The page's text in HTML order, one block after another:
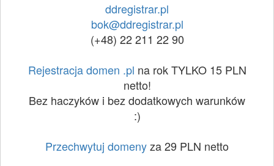
ddregistrar.pl
bok@ddregistrar.pl
(+48) 22 211 22 90
Rejestracja domen .pl na rok TYLKO 15 PLN
netto!
Bez haczyków i bez dodatkowych warunków
:)
Przechwytuj domenyza 29 PLN netto